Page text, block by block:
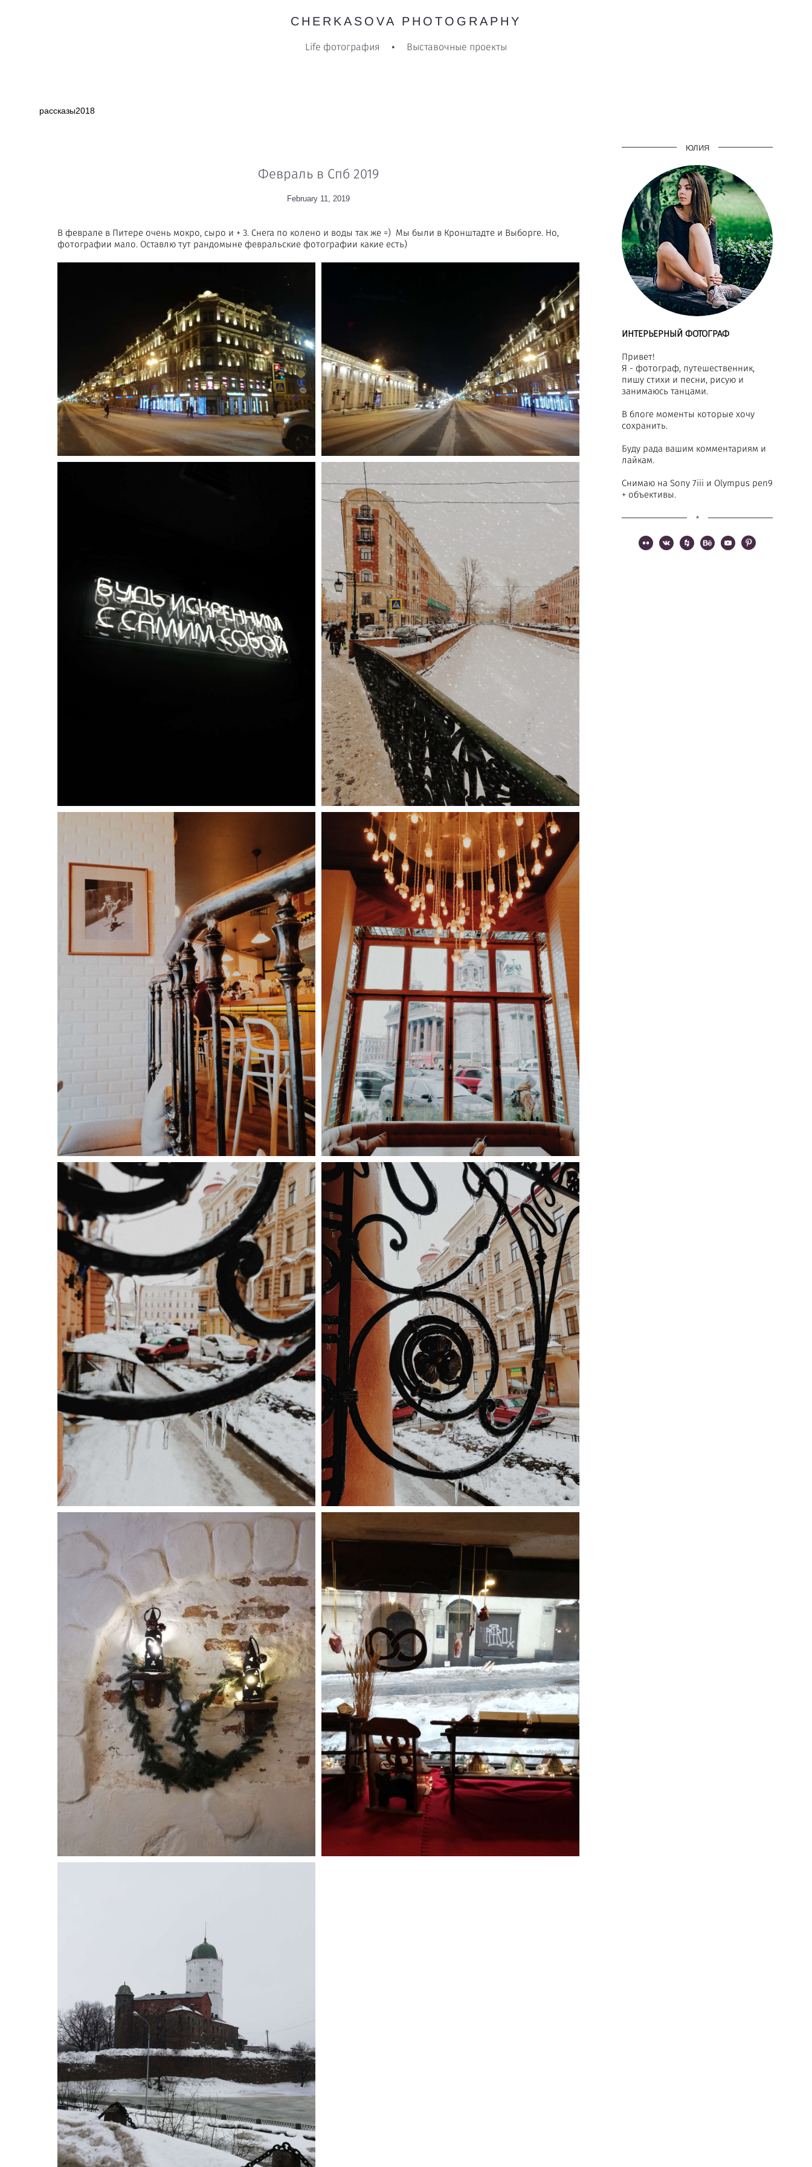
CHERKASOVA PHOTOGRAPHY
Life фотография • Выставочные проекты
CHERKASOVA PHOTOGRAPHY
Life фотография • Выставочные проекты
рассказы2018
Февраль в Спб 2019
February 11, 2019
В феврале в Питере очень мокро, сыро и + 3. Снега по колено и воды так же =) Мы были в Кронштадте и Выборге. Но,
фотографии мало. Оставлю тут рандомыне февральские фотографии какие есть)
ЮЛИЯ
ИНТЕРЬЕРНЫЙ ФОТОГРАФ
Привет!
Я - фотограф, путешественник,
пишу стихи и песни, рисую и
занимаюсь танцами.
В блоге моменты которые хочу
сохранить.
Буду рада вашим комментариям и
лайкам.
Снимаю на Sony 7iii и Olympus pen9
+ объективы.
*